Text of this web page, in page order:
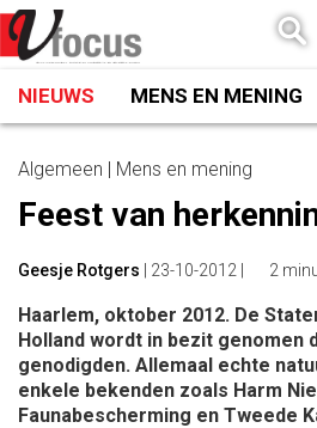
Spring
naar
inhoud
NIEUWS MENS EN MENING
Algemeen | Mens en mening
Feest van
Geesje Rotgers 23-10-2012 2
Haarlem, oktober 2012. De
Holland wordt in bezit genomen
genodigden. Allemaal echte
enkele bekenden zoals Harm
Faunabescherming en Tweede